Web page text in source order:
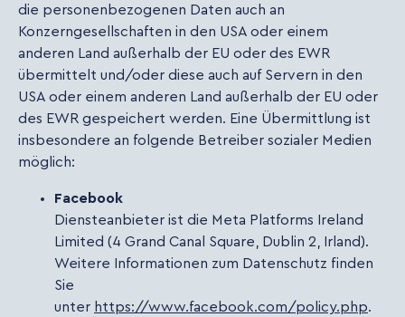
die personenbezogenen Daten auch an
Konzerngesellschaften in den USA oder einem
anderen Land außerhalb der EU oder des EWR
übermittelt und/oder diese auch auf Servern in den
USA oder einem anderen Land außerhalb der EU oder
des EWR gespeichert werden. Eine Übermittlung ist
insbesondere an folgende Betreiber sozialer Medien
möglich:
Facebook
Diensteanbieter ist die Meta Platforms Ireland
Limited (4 Grand Canal Square, Dublin 2, Irland).
Weitere Informationen zum Datenschutz finden
Sie
unter https://www.facebook.com/policy.php.